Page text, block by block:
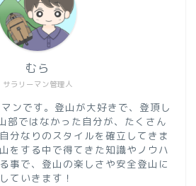
サラリーマン管理人
むら
ンです。登山が大好きで、登頂し
部ではなかった自分が、たくさん
分なりのスタイルを確立してきま
をする中で得てきた知識やノウハ
事で、登山の楽しさや安全登山に
ていきます！